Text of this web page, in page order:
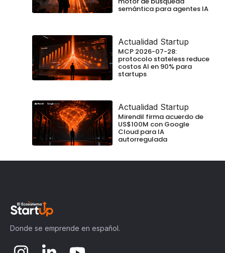
semántica para agentes IA
Actualidad Startup
MCP 2026-07-28:
protocolo stateless reduce
costos AI en 90% para
startups
Actualidad Startup
Mirendil firma acuerdo de
US$100M con Google
Cloud para IA
autorregulada
Donde se emprende en español.